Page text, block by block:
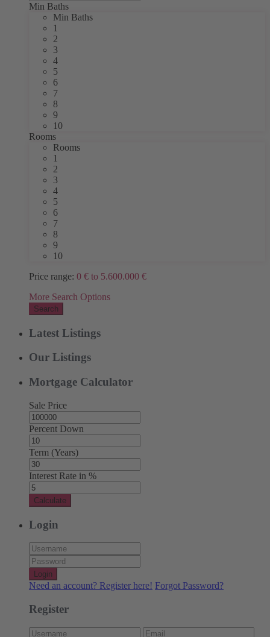
Min Baths
Min Baths
1
2
3
4
5
6
7
8
9
10
Rooms
Rooms
1
2
3
4
5
6
7
8
9
10
Price range: 0 € to 5.600.000 €
More Search Options
Search
Latest Listings
Our Listings
Mortgage Calculator
Sale Price
Percent Down
Term (Years)
Interest Rate in %
Calculate
Login
Login
Need an account? Register here! Forgot Password?
Register